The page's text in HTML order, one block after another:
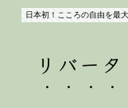
日本初！こころの自由を最
リバー